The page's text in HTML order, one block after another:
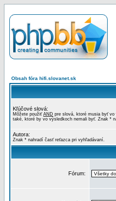
Obsah fóra hifi.slovanet.sk
Kľúčové slová:
Môžete použiť AND pre slová, ktoré musia byť vo
také, ktoré by vo výsledkoch nemali byť. Znak *
Autora:
Znak * nahradí časť reťazca pri vyhľadávaní.
Fórum: